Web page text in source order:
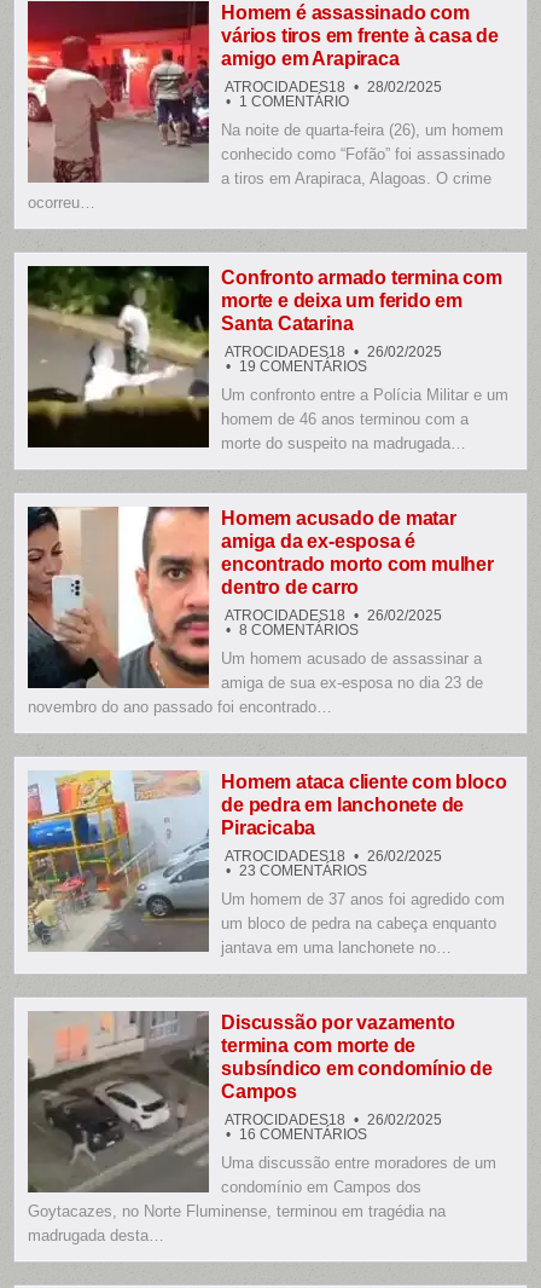
NORTE
Homem é assassinado com
vários tiros em frente à casa de
amigo em Arapiraca
ATROCIDADES18
28/02/2025
1 COMENTÁRIOEM
É
ASSASSINADO
COM
VÁRIOS
TIROS
À
AMIGO
EM
ARAPIRACA
Na noite de quarta-feira (26), um homem
conhecido como “Fofão” foi assassinado
a tiros em Arapiraca, Alagoas. O crime
ocorreu…
Confronto armado termina com
morte e deixa um ferido em
Santa Catarina
ATROCIDADES18
26/02/2025
19 COMENTÁRIOSEM
ARMADO
TERMINA
COM
MORTE
E
DEIXA
FERIDO
EM
SANTA
CATARINA
Um confronto entre a Polícia Militar e um
homem de 46 anos terminou com a
morte do suspeito na madrugada…
Homem acusado de matar
amiga da ex-esposa é
encontrado morto com mulher
dentro de carro
ATROCIDADES18
26/02/2025
8 COMENTÁRIOSEM
ACUSADO
MATAR
EX-
É
ENCONTRADO
MORTO
COM
DE
CARRO
Um homem acusado de assassinar a
amiga de sua ex-esposa no dia 23 de
novembro do ano passado foi encontrado…
Homem ataca cliente com bloco
de pedra em lanchonete de
Piracicaba
ATROCIDADES18
26/02/2025
23 COMENTÁRIOSEM
ATACA
CLIENTE
COM
BLOCO
DE
PEDRA
LANCHONETE
DE
PIRACICABA
Um homem de 37 anos foi agredido com
um bloco de pedra na cabeça enquanto
jantava em uma lanchonete no…
Discussão por vazamento
termina com morte de
subsíndico em condomínio de
Campos
ATROCIDADES18
26/02/2025
16 COMENTÁRIOSEM
POR
VAZAMENTO
TERMINA
COM
MORTE
EM
Uma discussão entre moradores de um
condomínio em Campos dos
Goytacazes, no Norte Fluminense, terminou em tragédia na
madrugada desta…